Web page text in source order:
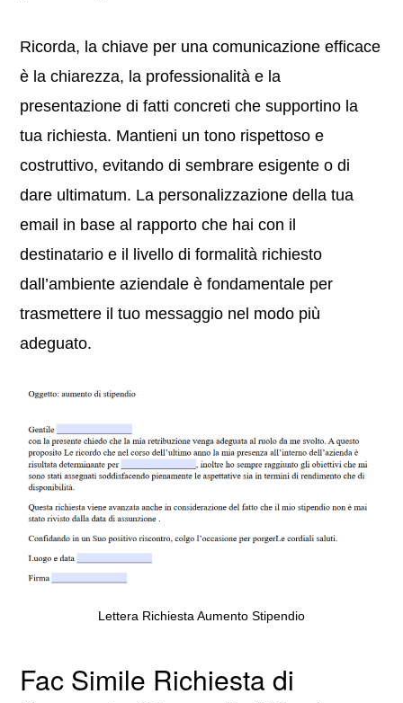
Ricorda, la chiave per una comunicazione efficace
è la chiarezza, la professionalità e la
presentazione di fatti concreti che supportino la
tua richiesta. Mantieni un tono rispettoso e
costruttivo, evitando di sembrare esigente o di
dare ultimatum. La personalizzazione della tua
email in base al rapporto che hai con il
destinatario e il livello di formalità richiesto
dall’ambiente aziendale è fondamentale per
trasmettere il tuo messaggio nel modo più
adeguato.
Lettera Richiesta Aumento Stipendio
Fac Simile Richiesta di